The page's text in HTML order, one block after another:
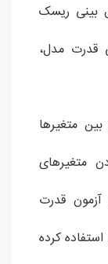
بینی ریسک
قدرت مدل،
متغیرها
متغیرهای
قدرت
کرده